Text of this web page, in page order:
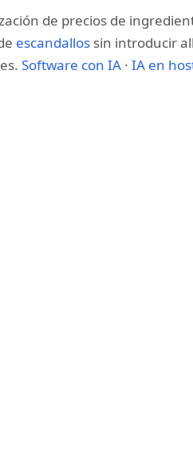
de precios de
escandallos sin introducir
Software con IA · IA en